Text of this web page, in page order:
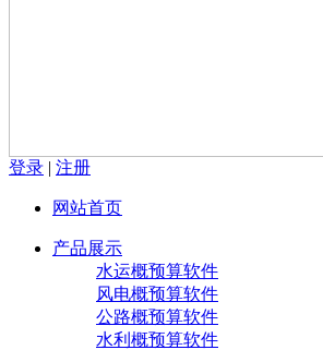
登录 | 注册
网站首页
产品展示
水运概预算软件
风电概预算软件
公路概预算软件
水利概预算软件